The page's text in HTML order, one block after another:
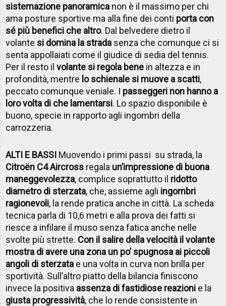
sistemazione panoramica non è il massimo per chi
ama posture sportive ma alla fine dei conti porta con
sé più benefici che altro. Dal belvedere dietro il
volante si domina la strada senza che comunque ci si
senta appollaiati come il giudice di sedia del tennis.
Per il resto ilvolante si regola bene in altezza e in
profondità, mentre lo schienale si muove a scatti,
peccato comunque veniale. I passeggeri non hanno a
loro volta di che lamentarsi. Lo spazio disponibile è
buono, specie in rapporto agli ingombri della
carrozzeria.
ALTI E BASSI Muovendo i primi passi su strada, la
Citroën C4 Aircross regala un’impressione di buona
maneggevolezza, complice soprattutto il ridotto
diametro di sterzata, che, assieme agli ingombri
ragionevoli, la rende pratica anche in città. La scheda
tecnica parla di 10,6 metri e alla prova dei fatti si
riesce a infilare il muso senza fatica anche nelle
svolte più strette. Con il salire della velocità il volante
mostra di avere una zona un po’ spugnosa ai piccoli
angoli di sterzata e una volta in curva non brilla per
sportività. Sull’altro piatto della bilancia finiscono
invece la positiva assenza di fastidiose reazioni e la
giusta progressività, che lo rende consistente in